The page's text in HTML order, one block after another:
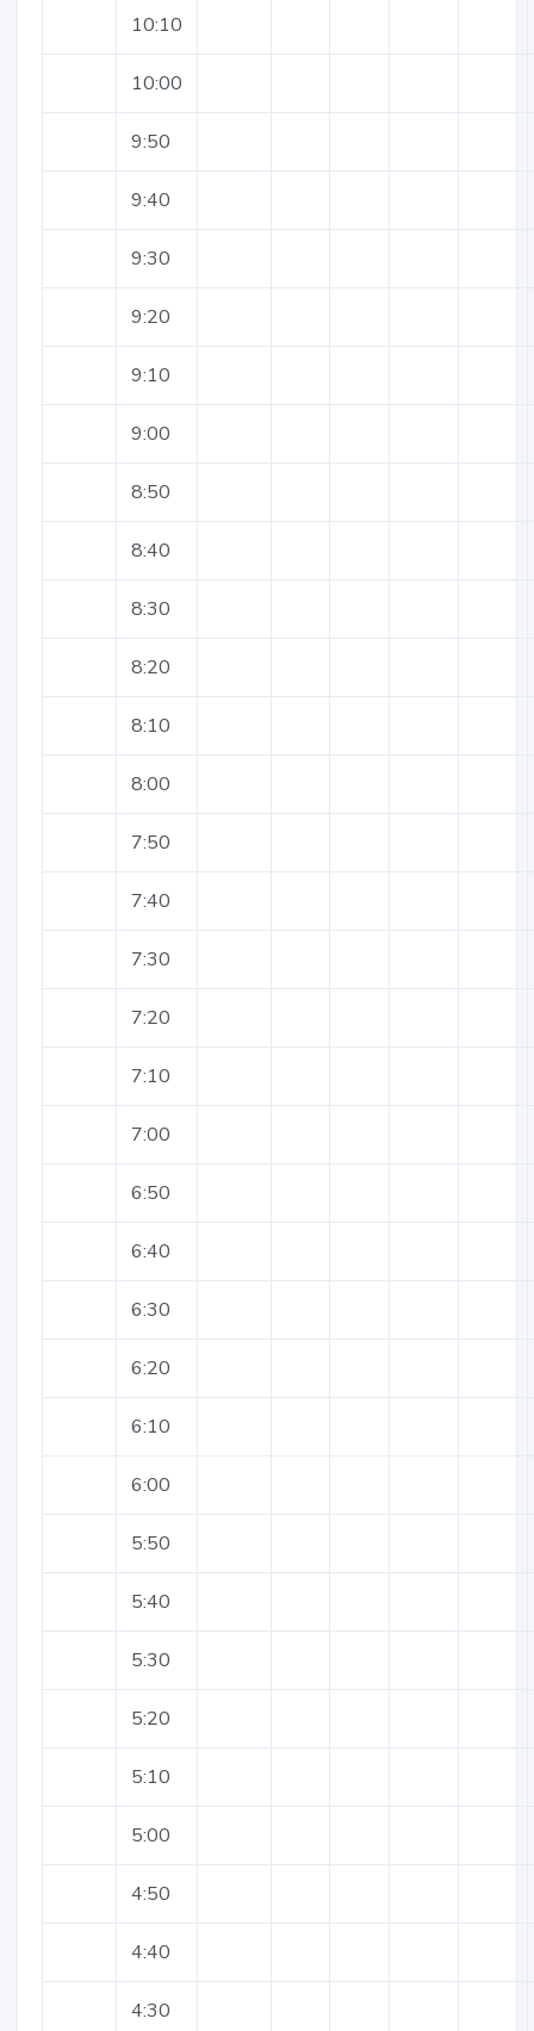
10:10
10:00
9:50
9:40
9:30
9:20
9:10
9:00
8:50
8:40
8:30
8:20
8:10
8:00
7:50
7:40
7:30
7:20
7:10
7:00
6:50
6:40
6:30
6:20
6:10
6:00
5:50
5:40
5:30
5:20
5:10
5:00
4:50
4:40
4:30